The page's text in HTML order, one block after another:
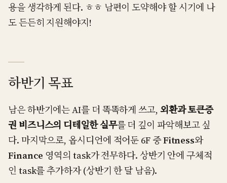
용을 생각하게 된다. ㅎㅎ 남편이 도약해야 할 시기에 나
도 든든히 지원해야지!
하반기 목표
남은 하반기에는 AI를 더 똑똑하게 쓰고, 외환과 토큰증
권 비즈니스의 디테일한 실무를 더 깊이 파악해보고 싶
다. 마지막으로, 옵시디언에 적어둔 6F 중Fitness와
Finance 영역의 task가 전무하다. 상반기 안에 구체적
인 task를 추가하자 (상반기 한 달 남음).